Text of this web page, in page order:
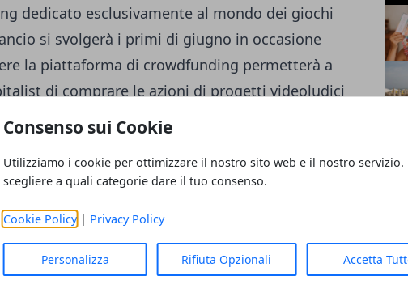
Consenso sui Cookie
Utilizziamo i cookie per ottimizzare il nostro sito web e il nostro servizio.
scegliere a quali categorie dare il tuo consenso.
Cookie Policy| Privacy Policy
Personalizza Rifiuta Opzionali Accetta
dedicato esclusivamente al mondo dei giochi
si svolgerà i primi di giugno in occasione
la piattaforma di crowdfunding permetterà a
di comprare le azioni di progetti videoludici
modo la realizzazione. Le azioni
nel caso in cui i progetti otterranno il
il grande pubblico. A differenza di
sarà disponibile inizialmente solo in Europa,
E' lo sviluppatore a decidere la
imprenditore può acquistare.